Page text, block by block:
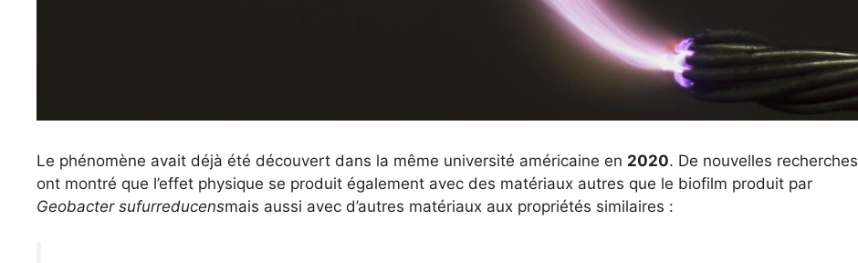
Le phénomène avait déjà été découvert dans la même université américaine en 2020. De nouvelles recherches
ont montré que l’effet physique se produit également avec des matériaux autres que le biofilm produit par
Geobacter sufurreducensmais aussi avec d’autres matériaux aux propriétés similaires :